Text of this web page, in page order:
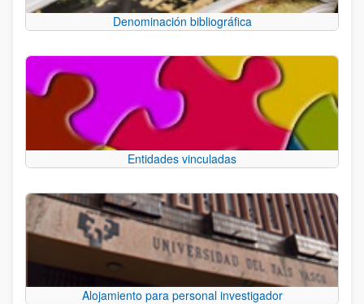
Denominación bibliográfica
Entidades vinculadas
Alojamiento para personal investigador